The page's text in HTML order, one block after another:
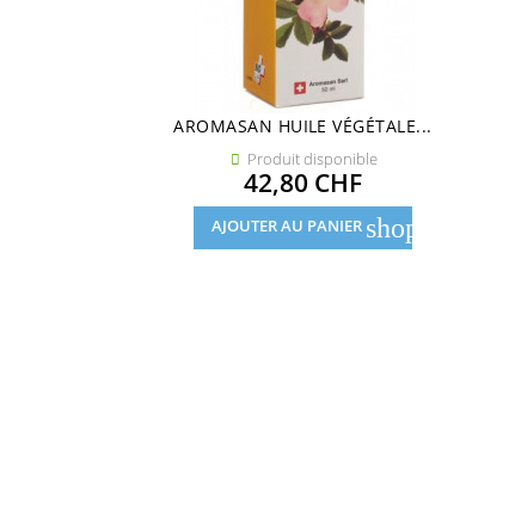
AROMASAN HUILE VÉGÉTALE...
 Produit disponible
Prix
42,80 CHF
AJOUTER AU PANIER shopping_cart